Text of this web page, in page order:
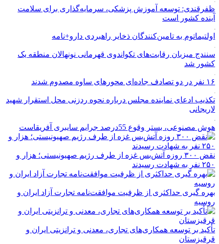
ظفرقندی: توسعه آموزش پزشکی، سرمایه‌گذاری برای سلامت
آینده کشور است
اولتیماتوم به تامین‌کنندگان ذخایر راهبردی دارو+نامه
سنندج میزبان رقابت‌های تکواندوی قهرمانی نونهالان منطقه یک
کشور شد
۱۶ نفر در دو تصادف جاده‌ای محورهای ساوه مصدوم شدند
تکذیب ادعای نماینده مجلس درباره نحوه ردزنی محل استقرار شهید
لاریجانی
هوش مصنوعی، بستر وقوع 55درصد جرایم سایبری آفریقاست
نقض ۳۰۰ روزه آتش‌بس غزه از طرف رژیم صهیونیستی؛ هزار و
۲۵۰ نفر به شهادت رسیدند
بهره گیری حداکثری از ظرفیت موافقت‌نامه تجارت آزاد ایران و
روسیه
تأکید بر توسعه همکاری‌های تجاری، معدنی و ترانزیتی ایران و
قرقیزستان